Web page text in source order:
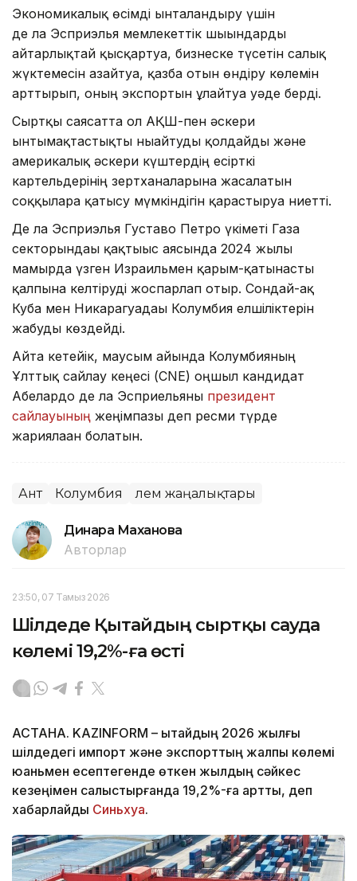
Экономикалық өсімді ынталандыру үшін
де ла Эсприэлья мемлекеттік шығындарды
айтарлықтай қысқартуға, бизнеске түсетін салық
жүктемесін азайтуға, қазба отын өндіру көлемін
арттырып, оның экспортын ұлғайтуға уәде берді.
Сыртқы саясатта ол АҚШ-пен әскери
ынтымақтастықты нығайтуды қолдайды және
америкалық әскери күштердің есірткі
картельдерінің зертханаларына жасалатын
соққыларға қатысу мүмкіндігін қарастыруға ниетті.
Де ла Эсприэлья Густаво Петро үкіметі Газа
секторындағы қақтығыс аясында 2024 жылғы
мамырда үзген Израильмен қарым-қатынасты
қалпына келтіруді жоспарлап отыр. Сондай-ақ
Куба мен Никарагуадағы Колумбия елшіліктерін
жабуды көздейді.
Айта кетейік, маусым айында Колумбияның
Ұлттық сайлау кеңесі (CNE) оңшыл кандидат
Абелардо де ла Эсприельяны президент
сайлауының жеңімпазы деп ресми түрде
жариялаған болатын.
Ант Колумбия Әлем жаңалықтары
Динара Маханова
Авторлар
23:50, 07 Тамыз 2026
Шілдеде Қытайдың сыртқы сауда
көлемі 19,2%-ға өсті
АСТАНА. KAZINFORM – Қытайдың 2026 жылғы
шілдедегі импорт және экспорттың жалпы көлемі
юаньмен есептегенде өткен жылдың сәйкес
кезеңімен салыстырғанда 19,2%-ға артты, деп
хабарлайды Синьхуа.